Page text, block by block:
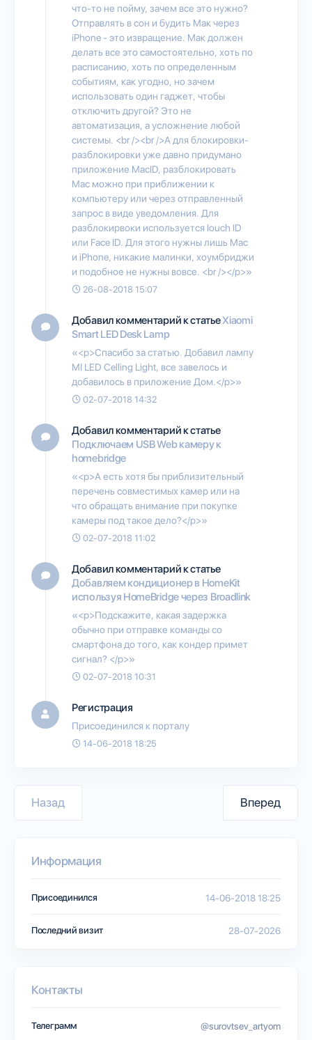
что-то не пойму, зачем все это нужно?
Отправлять в сон и будить Мак через
iPhone - это извращение. Мак должен
делать все это самостоятельно, хоть по
расписанию, хоть по определенным
событиям, как угодно, но зачем
использовать один гаджет, чтобы
отключить другой? Это не
автоматизация, а усложнение любой
системы. <br /><br />А для блокировки-
разблокировки уже давно придумано
приложение MacID, разблокировать
Mac можно при приближении к
компьютеру или через отправленный
запрос в виде уведомления. Для
разблокирвоки используется Iouch ID
или Face ID. Для этого нужны лишь Mac
и iPhone, никакие малинки, хоумбриджи
и подобное не нужны вовсе. <br /></p>»
26-08-2018 15:07
Добавил комментарий к статьеXiaomi
Smart LED Desk Lamp
«<p>Спасибо за статью. Добавил лампу
MI LED Celling Light, все завелось и
добавилось в приложение Дом.</p>»
02-07-2018 14:32
Добавил комментарий к статье
Подключаем USB Web камеру к
homebridge
«<p>А есть хотя бы приблизительный
перечень совместимых камер или на
что обращать внимание при покупке
камеры под такое дело?</p>»
02-07-2018 11:02
Добавил комментарий к статье
Добавляем кондиционер в HomeKit
используя HomeBridge через Broadlink
«<p>Подскажите, какая задержка
обычно при отправке команды со
смартфона до того, как кондер примет
сигнал? </p>»
02-07-2018 10:31
Регистрация
Присоединился к порталу
14-06-2018 18:25
Назад Вперед
Информация
Присоединился 14-06-2018 18:25
Последний визит 28-07-2026
Контакты
Телеграмм @surovtsev_artyom